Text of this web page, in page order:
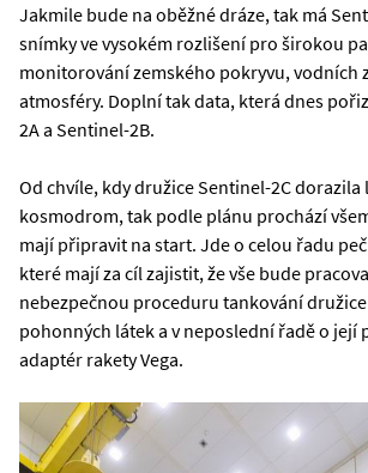
Jakmile bude na oběžné dráze, tak má
snímky ve vysokém rozlišení pro širokou
monitorování zemského pokryvu, vodních
atmosféry. Doplní tak data, která dnes
2A a Sentinel-2B.
Od chvíle, kdy družice Sentinel-2C dorazila
kosmodrom, tak podle plánu prochází
mají připravit na start. Jde o celou řadu
které mají za cíl zajistit, že vše bude
nebezpečnou proceduru tankování družice
pohonných látek a v neposlední řadě o její
adaptér rakety Vega.